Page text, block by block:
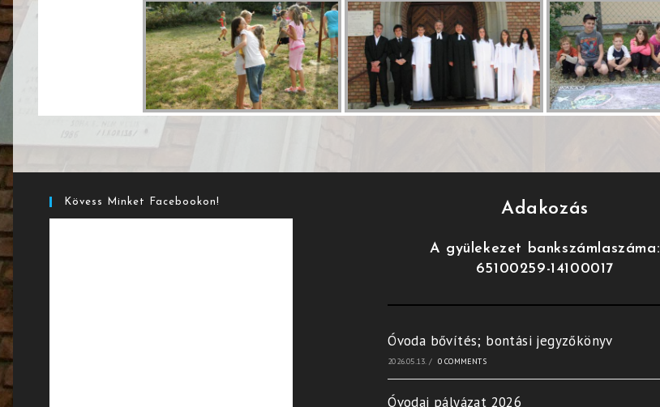
Kövess Minket Facebookon! Adakozás
A gyülekezet bankszámlaszáma:
65100259-14100017
Óvoda bővítés; bontási jegyzőkönyv
2026.05.13. / 0 COMMENTS
Óvodai pályázat 2026